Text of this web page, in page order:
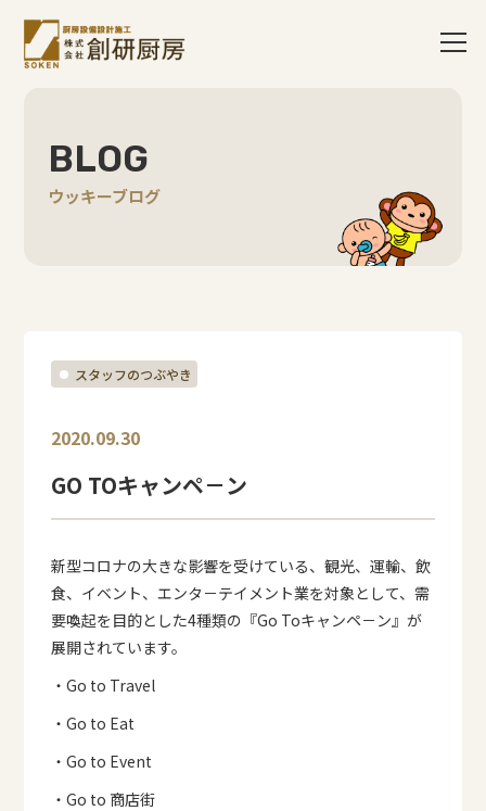
BLOG
ウッキーブログ
スタッフのつぶやき
2020.09.30
GO TOキャンペ－ン
新型コロナの大きな影響を受けている、観光、運輸、飲
食、イベント、エンタ－テイメント業を対象として、需
要喚起を目的とした4種類の『Go Toキャンペ－ン』が
展開されています。
・Go to Travel
・Go to Eat
・Go to Event
・Go to 商店街